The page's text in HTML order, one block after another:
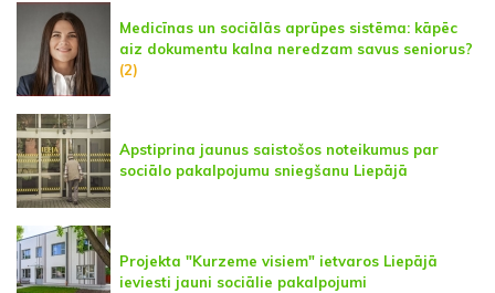
Medicīnas un sociālās aprūpes sistēma: kāpēc
aiz dokumentu kalna neredzam savus seniorus?
(2)
Apstiprina jaunus saistošos noteikumus par
sociālo pakalpojumu sniegšanu Liepājā
Projekta "Kurzeme visiem" ietvaros Liepājā
ieviesti jauni sociālie pakalpojumi